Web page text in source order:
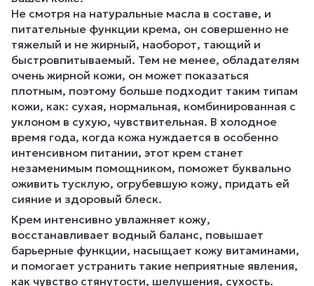
Не смотря на натуральные масла в составе, и
питательные функции крема, он совершенно не
тяжелый и не жирный, наоборот, тающий и
быстровпитываемый. Тем не менее, обладателям
очень жирной кожи, он может показаться
плотным, поэтому больше подходит таким типам
кожи, как: сухая, нормальная, комбинированная с
уклоном в сухую, чувствительная. В холодное
время года, когда кожа нуждается в особенно
интенсивном питании, этот крем станет
незаменимым помощником, поможет буквально
оживить тусклую, огрубевшую кожу, придать ей
сияние и здоровый блеск.
Крем интенсивно увлажняет кожу,
восстанавливает водный баланс, повышает
барьерные функции, насыщает кожу витаминами,
и помогает устранить такие неприятные явления,
как чувство стянутости, шелушения, сухость.